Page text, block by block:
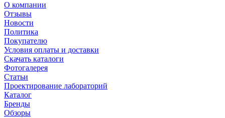
О компании
Отзывы
Новости
Политика
Покупателю
Условия оплаты и доставки
Скачать каталоги
Фотогалерея
Статьи
Проектирование лабораторий
Каталог
Бренды
Обзоры